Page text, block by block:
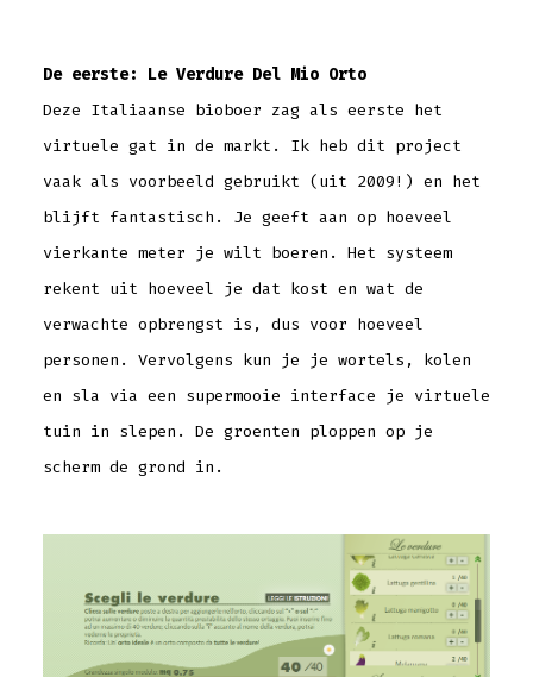
De eerste: Le Verdure Del Mio Orto
Deze Italiaanse bioboer zag als eerste het
virtuele gat in de markt. Ik heb dit project
vaak als voorbeeld gebruikt (uit 2009!) en het
blijft fantastisch. Je geeft aan op hoeveel
vierkante meter je wilt boeren. Het systeem
rekent uit hoeveel je dat kost en wat de
verwachte opbrengst is, dus voor hoeveel
personen. Vervolgens kun je je wortels, kolen
en sla via een supermooie interface je virtuele
tuin in slepen. De groenten ploppen op je
scherm de grond in.